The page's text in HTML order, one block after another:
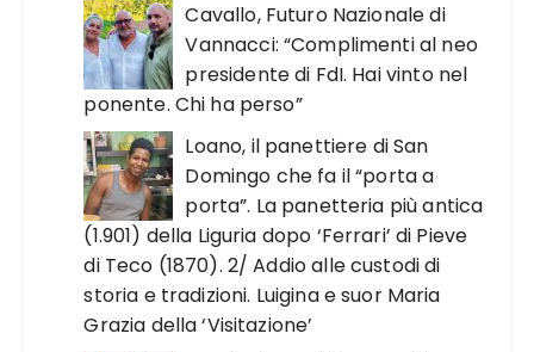
Cavallo, Futuro Nazionale di
Vannacci: “Complimenti al neo
presidente di FdI. Hai vinto nel
ponente. Chi ha perso”
Loano, il panettiere di San
Domingo che fa il “porta a
porta”. La panetteria più antica
(1.901) della Liguria dopo ‘Ferrari’ di Pieve
di Teco (1870). 2/ Addio alle custodi di
storia e tradizioni. Luigina e suor Maria
Grazia della ‘Visitazione’